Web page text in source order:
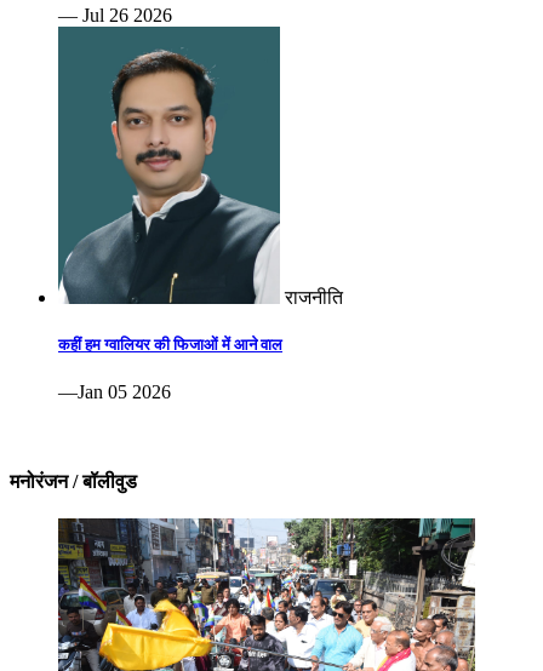
— Jul 26 2026
राजनीति
कहीं हम ग्वालियर की फिजाओं में आने वाल
—Jan 05 2026
मनोरंजन / बॉलीवुड